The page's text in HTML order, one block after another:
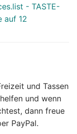
- TASTE-
auf 12
und Tassen
und wenn
dann freue
PayPal.